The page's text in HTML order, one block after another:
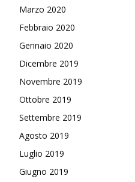
Marzo 2020
Febbraio 2020
Gennaio 2020
Dicembre 2019
Novembre 2019
Ottobre 2019
Settembre 2019
Agosto 2019
Luglio 2019
Giugno 2019